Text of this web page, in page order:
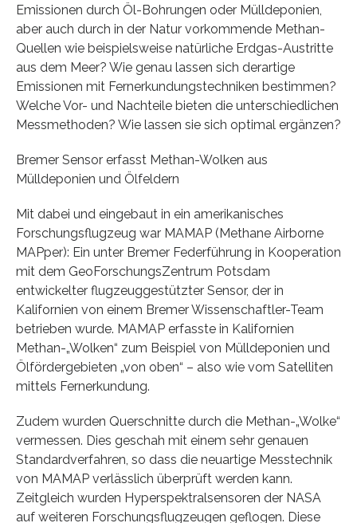
Emissionen durch Öl-Bohrungen oder Mülldeponien,
aber auch durch in der Natur vorkommende Methan-
Quellen wie beispielsweise natürliche Erdgas-Austritte
aus dem Meer? Wie genau lassen sich derartige
Emissionen mit Fernerkundungstechniken bestimmen?
Welche Vor- und Nachteile bieten die unterschiedlichen
Messmethoden? Wie lassen sie sich optimal ergänzen?
Bremer Sensor erfasst Methan-Wolken aus
Mülldeponien und Ölfeldern
Mit dabei und eingebaut in ein amerikanisches
Forschungsflugzeug war MAMAP (Methane Airborne
MAPper): Ein unter Bremer Federführung in Kooperation
mit dem GeoForschungsZentrum Potsdam
entwickelter flugzeuggestützter Sensor, der in
Kalifornien von einem Bremer Wissenschaftler-Team
betrieben wurde. MAMAP erfasste in Kalifornien
Methan-„Wolken“ zum Beispiel von Mülldeponien und
Ölfördergebieten „von oben“ – also wie vom Satelliten
mittels Fernerkundung.
Zudem wurden Querschnitte durch die Methan-„Wolke“
vermessen. Dies geschah mit einem sehr genauen
Standardverfahren, so dass die neuartige Messtechnik
von MAMAP verlässlich überprüft werden kann.
Zeitgleich wurden Hyperspektralsensoren der NASA
auf weiteren Forschungsflugzeugen geflogen. Diese